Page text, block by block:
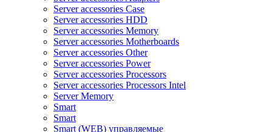
Server accessories Case
Server accessories HDD
Server accessories Memory
Server accessories Motherboards
Server accessories Other
Server accessories Power
Server accessories Processors
Server accessories Processors Intel
Server Memory
Smart
Smart
Smart (WEB) управляемые